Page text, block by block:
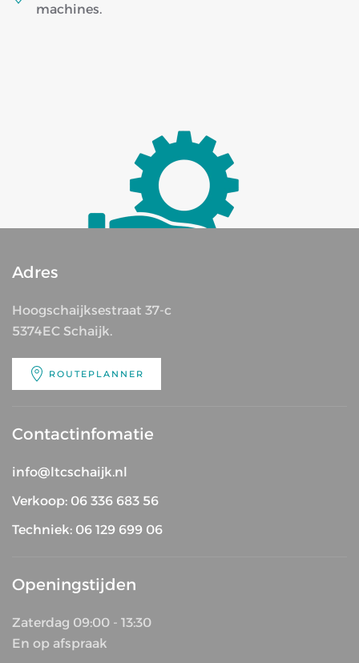
machines.
Adres
Hoogschaijksestraat 37-c
5374EC Schaijk.
ROUTEPLANNER
Contactinfomatie
info@ltcschaijk.nl
Verkoop: 06 336 683 56
Techniek: 06 129 699 06
Openingstijden
Zaterdag 09:00 - 13:30
En op afspraak